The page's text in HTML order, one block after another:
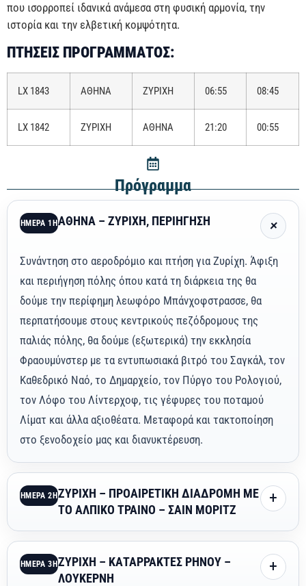
που ισορροπεί ιδανικά ανάμεσα στη φυσική αρμονία, την
ιστορία και την ελβετική κομψότητα.
ΠΤΗΣΕΙΣ ΠΡΟΓΡΑΜΜΑΤΟΣ:
LX 1843 ΑΘΗΝΑ ΖΥΡΙΧΗ 06:55 08:45
LX 1842 ΖΥΡΙΧΗ ΑΘΗΝΑ 21:20 00:55
Πρόγραμμα
ΗΜΕΡΑ 1ΗΑΘΗΝΑ – ΖΥΡΙΧΗ, ΠΕΡΙΗΓΗΣΗ
Συνάντηση στο αεροδρόμιο και πτήση για Ζυρίχη. Άφιξη
και περιήγηση πόλης όπου κατά τη διάρκεια της θα
δούμε την περίφημη λεωφόρο Μπάνχοφστρασσε, θα
περπατήσουμε στους κεντρικούς πεζόδρομους της
παλιάς πόλης, θα δούμε (εξωτερικά) την εκκλησία
Φραουμύνστερ με τα εντυπωσιακά βιτρό του Σαγκάλ, τον
Καθεδρικό Ναό, το Δημαρχείο, τον Πύργο του Ρολογιού,
τον Λόφο του Λίντερχοφ, τις γέφυρες του ποταμού
Λίματ και άλλα αξιοθέατα. Μεταφορά και τακτοποίηση
στο ξενοδοχείο μας και διανυκτέρευση.
ΗΜΕΡΑ 2ΗΖΥΡΙΧΗ – ΠΡΟΑΙΡΕΤΙΚΗ ΔΙΑΔΡΟΜΗ ΜΕ
ΤΟ ΑΛΠΙΚΟ ΤΡΑΙΝΟ – ΣΑΙΝ ΜΟΡΙΤΖ
ΗΜΕΡΑ 3ΗΖΥΡΙΧΗ – ΚΑΤΑΡΡΑΚΤΕΣ ΡΗΝΟΥ –
ΛΟΥΚΕΡΝΗ